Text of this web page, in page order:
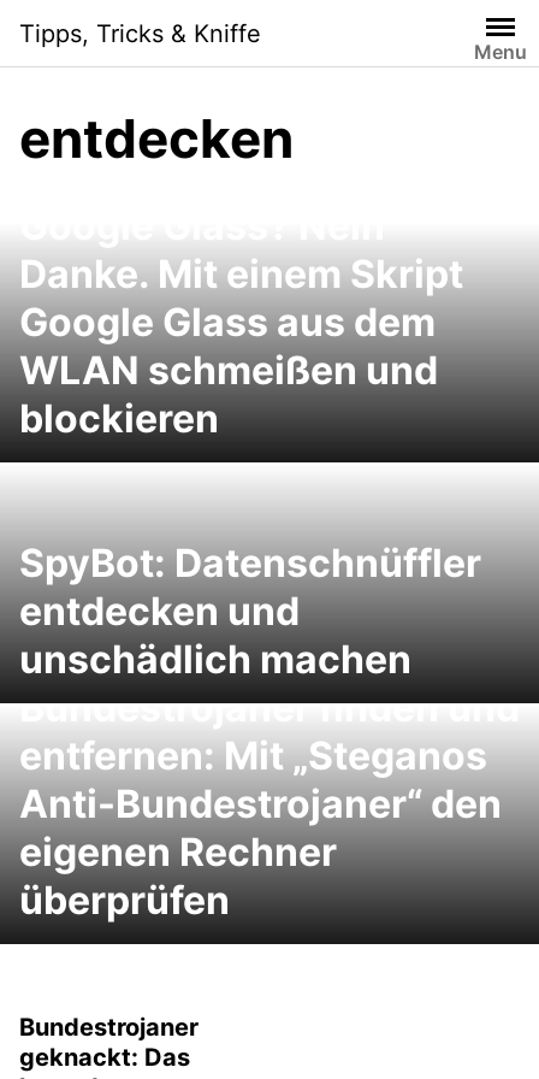
content
Tipps, Tricks & Kniffe
Menu
entdecken
Danke. Mit einem Skript
Google Glass aus dem
WLAN schmeißen und
blockieren
SpyBot: Datenschnüffler
entdecken und
unschädlich machen
Bundestrojaner finden und
entfernen: Mit „Steganos
Anti-Bundestrojaner“ den
eigenen Rechner
überprüfen
Bundestrojaner
geknackt: Das